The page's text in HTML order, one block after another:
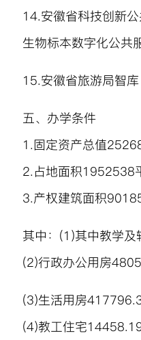
14.安徽省科技创新
生物标本数字化公共
15.安徽省旅游局智库
五、办学条件
1.固定资产总值
2. 占地面积1952538
3.产权建筑面积
其中： (1)其中教学及
(2)行政办公用房
(3)生活用房
(4)教工住宅